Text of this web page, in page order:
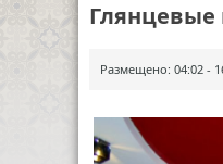
Глянцевые
Размещено: 04:02 -